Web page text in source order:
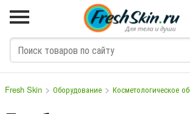
Fresh Skin > Оборудование > Косметологическое